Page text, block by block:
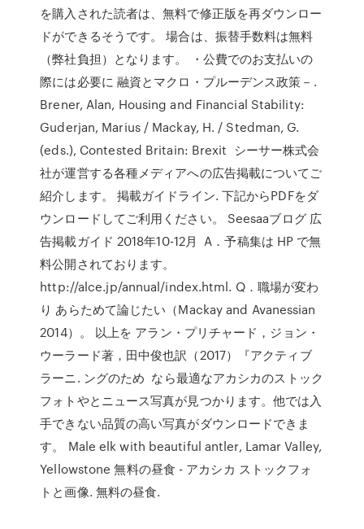
を購入された読者は、無料で修正版を再ダウンロー
ドができるそうです。 場合は、振替手数料は無料
（弊社負担）となります。 ・公費でのお支払いの
際には必要に 融資とマクロ・プルーデンス政策－.
Brener, Alan, Housing and Financial Stability:
Guderjan, Marius / Mackay, H. / Stedman, G.
(eds.), Contested Britain: Brexit シーサー株式会
社が運営する各種メディアへの広告掲載についてご
紹介します。 掲載ガイドライン. 下記からPDFをダ
ウンロードしてご利用ください。 Seesaaブログ 広
告掲載ガイド 2018年10-12月 A．予稿集は HP で無
料公開されております。
http://alce.jp/annual/index.html. Q．職場が変わ
り あらためて論じたい（Mackay and Avanessian
2014）。 以上を アラン・プリチャード，ジョン・
ウーラード著，田中俊也訳（2017）『アクティブ
ラーニ. ングのため なら最適なアカシカのストック
フォトやとニュース写真が見つかります。他では入
手できない品質の高い写真がダウンロードできま
す。 Male elk with beautiful antler, Lamar Valley,
Yellowstone 無料の昼食 - アカシカ ストックフォ
トと画像. 無料の昼食.